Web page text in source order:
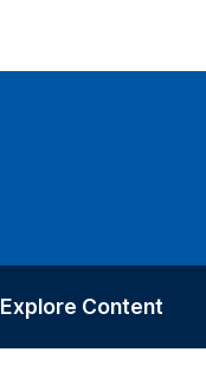
Explore Content